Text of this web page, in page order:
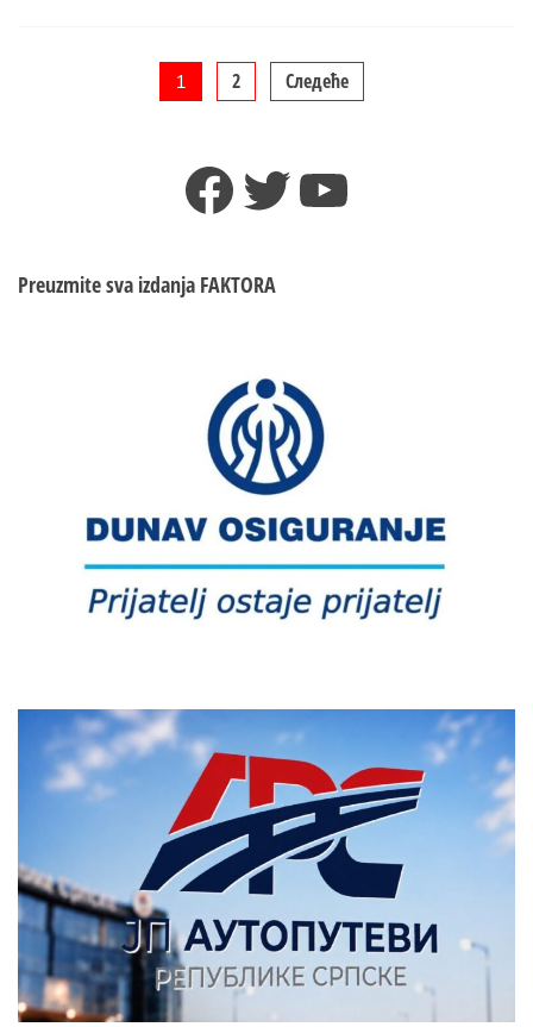
SA
PLANETOM:
u
Njujorku
Пагинација
1 2 Следеће
Facebook
TwitterYouTube
Preuzmite sva izdanja FAKTORA